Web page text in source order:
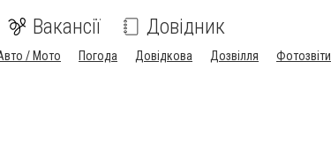
Вакансії Довідник
/ Мото Погода Довідкова Дозвілля Фотозвіти